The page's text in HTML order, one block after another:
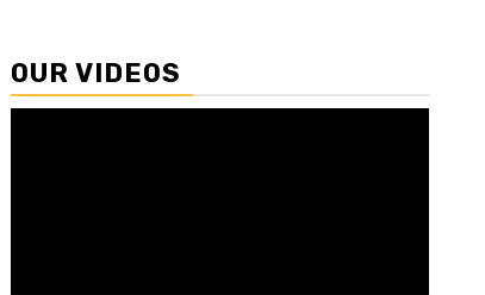
OUR VIDEOS